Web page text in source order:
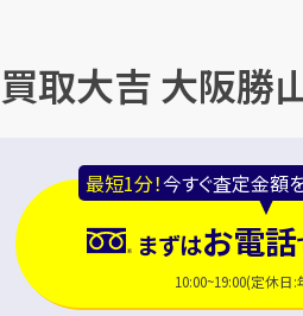
買取大吉 大阪勝
最短1分！今すぐ査定金額
まずはお電話
10:00~19:00(定休日